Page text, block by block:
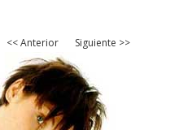
<< Anterior Siguiente >>